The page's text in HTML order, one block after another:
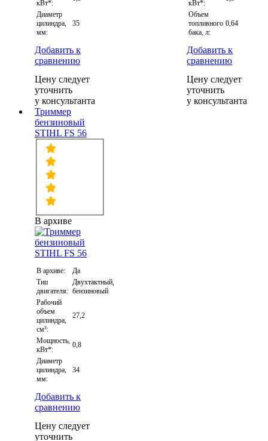
кВт*:
Диаметр
цилиндра,
мм:
35
Добавить к
сравнению
Цену следует
уточнить
у консультанта
кВт*:
Объем
топливного
бака, л:
0,64
Добавить к
сравнению
Цену следует
уточнить
у консультанта
Триммер
бензиновый
STIHL FS 56
В архиве
В архиве:
Да
Тип
двигателя:
Двухтактный,
бензиновый
Рабочий
объем
цилиндра,
см³:
27,2
Мощность,
кВт*:
0,8
Диаметр
цилиндра,
мм:
34
Добавить к
сравнению
Цену следует
уточнить